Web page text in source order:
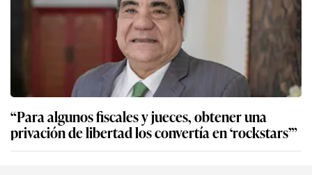
“Para algunos fiscales y jueces, obtener una
privación de libertad los convertía en ‘rockstars’”